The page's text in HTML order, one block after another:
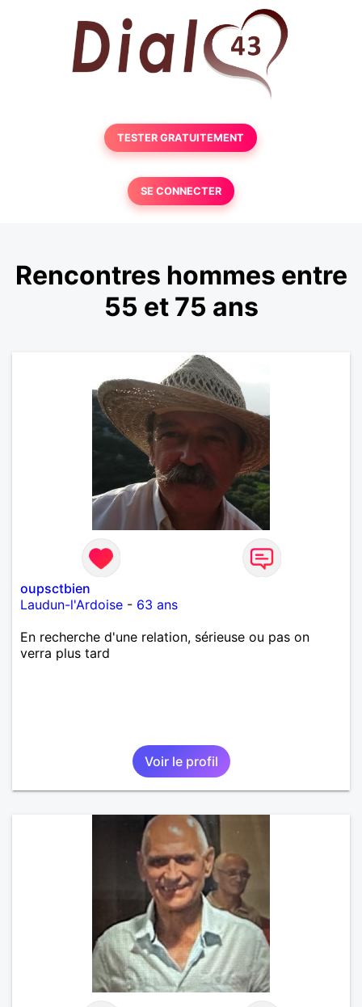
TESTER GRATUITEMENT
SE CONNECTER
Rencontres hommes entre
55 et 75 ans
oupsctbien
Laudun-l'Ardoise - 63 ans
En recherche d'une relation, sérieuse ou pas on
verra plus tard
Voir le profil